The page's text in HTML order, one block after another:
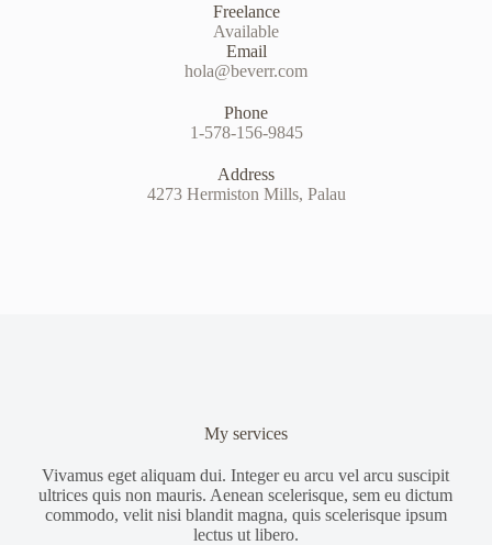
Freelance
Available
Email
hola@beverr.com
Phone
1-578-156-9845
Address
4273 Hermiston Mills, Palau
My services
Vivamus eget aliquam dui. Integer eu arcu vel arcu suscipit
ultrices quis non mauris. Aenean scelerisque, sem eu dictum
commodo, velit nisi blandit magna, quis scelerisque ipsum
lectus ut libero.